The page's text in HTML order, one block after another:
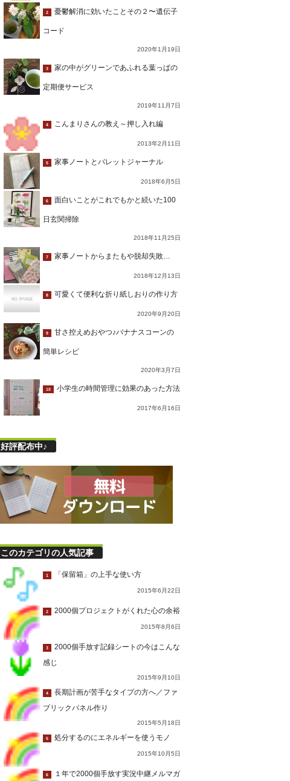
2 憂鬱解消に効いたことその２〜遺伝子
コード
2020年1月19日
3 家の中がグリーンであふれる葉っぱの
定期便サービス
2019年11月7日
4 こんまりさんの教え～押し入れ編
2013年2月11日
5 家事ノートとバレットジャーナル
2018年6月5日
6 面白いことがこれでもかと続いた100
日玄関掃除
2018年11月25日
7 家事ノートからまたもや脱却失敗…
2018年12月13日
8 可愛くて便利な折り紙しおりの作り方
2020年9月20日
9 甘さ控えめおやつ♪バナナスコーンの
簡単レシピ
2020年3月7日
10 小学生の時間管理に効果のあった方法
2017年6月16日
好評配布中♪
このカテゴリの人気記事
1 「保留箱」の上手な使い方
2015年6月22日
2 2000個プロジェクトがくれた心の余裕
2015年8月6日
3
2000個手放す記録シートの今はこんな
感じ
2015年9月10日
4
長期計画が苦手なタイプの方へ／ファ
ブリックパネル作り
2015年5月18日
5 処分するのにエネルギーを使うモノ
2015年10月5日
6 １年で2000個手放す実況中継メルマガ